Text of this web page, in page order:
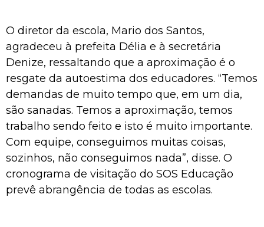
O diretor da escola, Mario dos Santos,
agradeceu à prefeita Délia e à secretária
Denize, ressaltando que a aproximação é o
resgate da autoestima dos educadores. “Temos
demandas de muito tempo que, em um dia,
são sanadas. Temos a aproximação, temos
trabalho sendo feito e isto é muito importante.
Com equipe, conseguimos muitas coisas,
sozinhos, não conseguimos nada”, disse. O
cronograma de visitação do SOS Educação
prevê abrangência de todas as escolas.